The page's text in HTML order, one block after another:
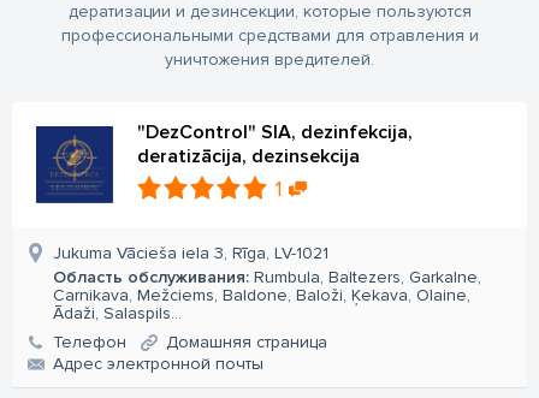
дератизации и дезинсекции, которые пользуются
профессиональными средствами для отравления и
уничтожения вредителей.
"DezControl" SIA, dezinfekcija,
deratizācija, dezinsekcija
1
Jukuma Vācieša iela 3, Rīga, LV-1021
Область обслуживания: Rumbula, Baltezers, Garkalne,
Carnikava, Mežciems, Baldone, Baloži, Ķekava, Olaine,
Ādaži, Salaspils...
Телефон
Домашняя страница
Aдрес электронной почты